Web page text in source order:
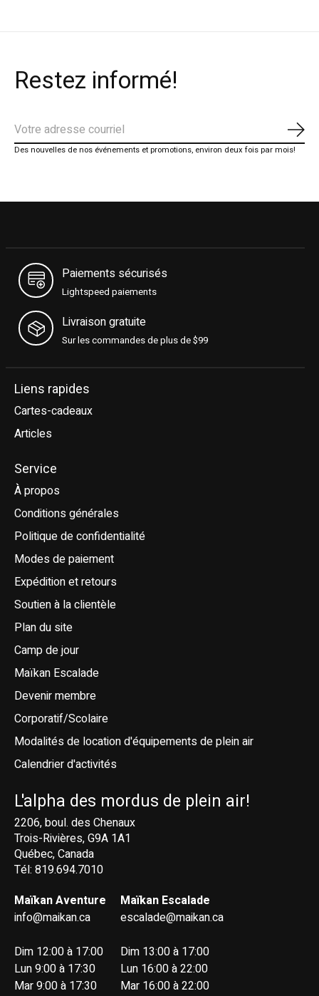
Restez informé!
Des nouvelles de nos événements et promotions, environ deux fois par mois!
Paiements sécurisés
Lightspeed paiements
Livraison gratuite
Sur les commandes de plus de $99
Liens rapides
Cartes-cadeaux
Articles
Service
À propos
Conditions générales
Politique de confidentialité
Modes de paiement
Expédition et retours
Soutien à la clientèle
Plan du site
Camp de jour
Maïkan Escalade
Devenir membre
Corporatif/Scolaire
Modalités de location d'équipements de plein air
Calendrier d'activités
L'alpha des mordus de plein air!
2206, boul. des Chenaux
Trois-Rivières, G9A 1A1
Québec, Canada
Tél: 819.694.7010
Maïkan Aventure
info@maikan.ca
Dim 12:00 à 17:00
Lun 9:00 à 17:30
Mar 9:00 à 17:30
Maïkan Escalade
escalade@maikan.ca
Dim 13:00 à 17:00
Lun 16:00 à 22:00
Mar 16:00 à 22:00